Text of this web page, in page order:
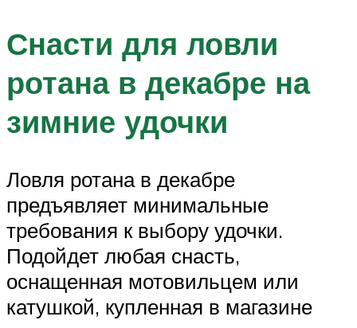
Снасти для ловли
ротана в декабре на
зимние удочки
Ловля ротана в декабре
предъявляет минимальные
требования к выбору удочки.
Подойдет любая снасть,
оснащенная мотовильцем или
катушкой, купленная в магазине